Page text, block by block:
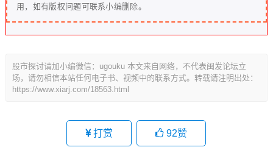
用，如有版权问题可联系小编删除。
股市探讨请加小编微信：ugouku 本文来自网络，不代表闽发论坛立
场，请勿相信本站任何电子书、视频中的联系方式。转载请注明出处：
https://www.xiarj.com/18563.html
打赏 92赞